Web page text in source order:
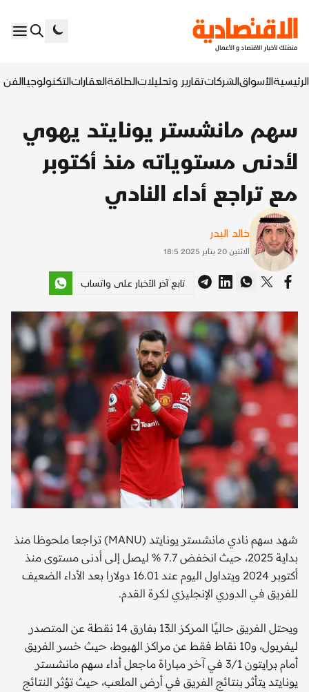
الرئيسيةالأسواقالشركاتتقارير وتحليلاتالطاقةالعقاراتالتكنولوجياالفن
سهم مانشستر يونايتد يهوي
لأدنى مستوياته منذ أكتوبر
مع تراجع أداء النادي
خالد البدر
الاثنين 20 يناير 2025 18:5
تابع آخر الأخبار على واتساب
شهد سهم نادي مانشستر يونايتد (MANU) تراجعا ملحوظا منذ
بداية 2025، حيث انخفض 7.7 % ليصل إلى أدنى مستوى منذ
أكتوبر 2024 ويتداول اليوم عند 16.01 دولارا بعد الأداء الضعيف
للفريق في الدوري الإنجليزي لكرة القدم.
ويحتل الفريق حاليًا المركز الـ13 بفارق 14 نقطة عن المتصدر
ليفربول، و10 نقاط فقط عن مراكز الهبوط، حيث خسر الفريق
أمام برايتون 3/1 في آخر مباراة ماجعل أداء سهم مانشستر
يونايتد يتأثر بنتائج الفريق في أرض الملعب، حيث تؤثر النتائج